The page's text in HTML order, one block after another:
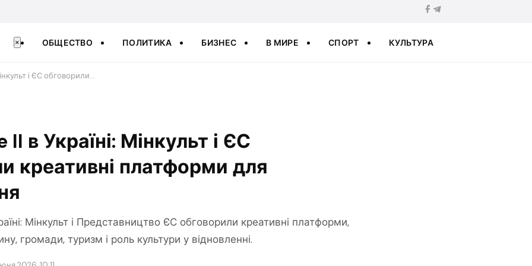
× ОБЩЕСТВО ПОЛИТИКА БИЗНЕС В МИРЕ СПОРТ КУЛЬТУРА
і ЄС обговорили…
в Україні: Мінкульт і ЄС
креативні платформи для
Мінкульт і Представництво ЄС обговорили креативні платформи,
громади, туризм і роль культури у відновленні.